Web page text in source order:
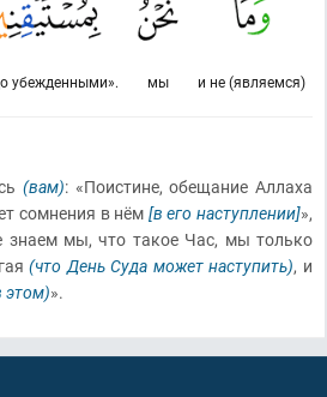
и не (являемся)
мы
убежденными».
(вам): «Поистине, обещание Аллаха
сомнения в нём [в его наступлении]»,
знаем мы, что такое Час, мы только
(что День Суда может наступить), и
этом)».